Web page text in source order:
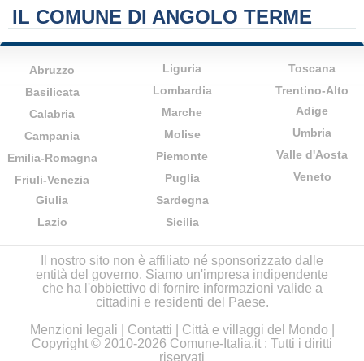
IL COMUNE DI ANGOLO TERME
Abruzzo
Basilicata
Calabria
Campania
Emilia-Romagna
Friuli-Venezia
Giulia
Lazio
Liguria
Lombardia
Marche
Molise
Piemonte
Puglia
Sardegna
Sicilia
Toscana
Trentino-Alto
Adige
Umbria
Valle d'Aosta
Veneto
Il nostro sito non è affiliato né sponsorizzato dalle
entità del governo. Siamo un'impresa indipendente
che ha l'obbiettivo di fornire informazioni valide a
cittadini e residenti del Paese.
Menzioni legali
Contatti Città e villaggi del Mondo
Copyright © 2010-2026 Comune-Italia.it : Tutti i diritti
riservati